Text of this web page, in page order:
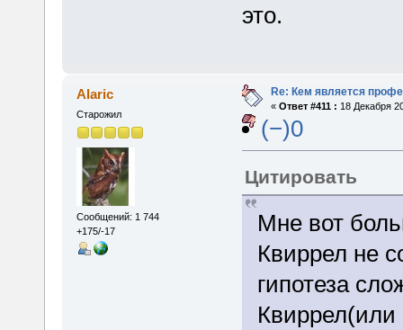
это.
Alaric
Старожил
Сообщений: 1 744
+175/-17
Re: Кем является
« Ответ #411 : 18 Декабря
(−)0
Цитировать
Мне вот
Квиррел не
гипотеза
Квиррел(или